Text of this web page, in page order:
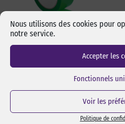
Nous utilisons des cookies pour
notre service.
Accepter les
Fonctionnels
Voir les
Politique de
Adhésif polyvalent
vert 622 – 50mm x
polyvalent, très puissant, se
découpe facilement à la main,